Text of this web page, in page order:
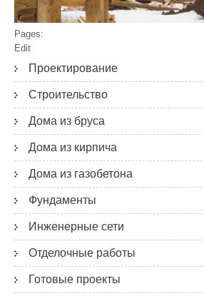
Pages:
Edit
Проектирование
Строительство
Дома из бруса
Дома из кирпича
Дома из газобетона
Фундаменты
Инженерные сети
Отделочные работы
Готовые проекты